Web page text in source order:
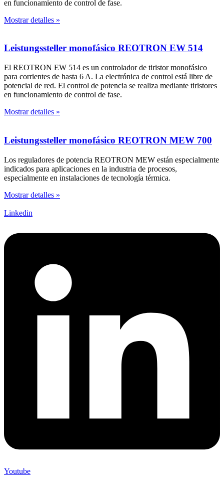
en funcionamiento de control de fase.
Mostrar detalles »
Leistungssteller monofásico REOTRON EW 514
El REOTRON EW 514 es un controlador de tiristor monofásico
para corrientes de hasta 6 A. La electrónica de control está libre de
potencial de red. El control de potencia se realiza mediante tiristores
en funcionamiento de control de fase.
Mostrar detalles »
Leistungssteller monofásico REOTRON MEW 700
Los reguladores de potencia REOTRON MEW están especialmente
indicados para aplicaciones en la industria de procesos,
especialmente en instalaciones de tecnología térmica.
Mostrar detalles »
Linkedin
Youtube